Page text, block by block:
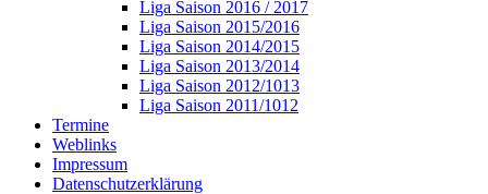
Liga Saison 2016 / 2017
Liga Saison 2015/2016
Liga Saison 2014/2015
Liga Saison 2013/2014
Liga Saison 2012/1013
Liga Saison 2011/1012
Termine
Weblinks
Impressum
Datenschutzerklärung